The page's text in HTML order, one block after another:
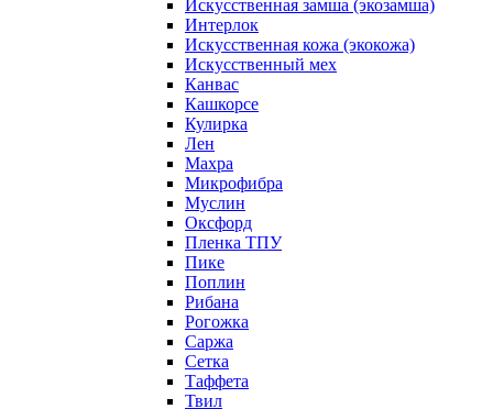
Искусственная замша (экозамша)
Интерлок
Искусственная кожа (экокожа)
Искусственный мех
Канвас
Кашкорсе
Кулирка
Лен
Махра
Микрофибра
Муслин
Оксфорд
Пленка ТПУ
Пике
Поплин
Рибана
Рогожка
Саржа
Сетка
Таффета
Твил